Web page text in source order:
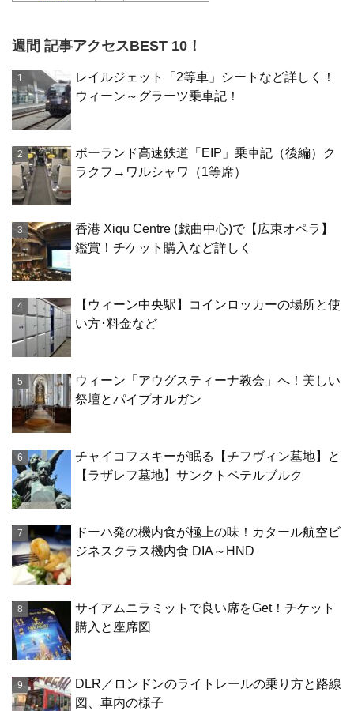
週間 記事アクセスBEST 10！
レイルジェット「2等車」シートなど詳しく！
ウィーン～グラーツ乗車記！
ポーランド高速鉄道「EIP」乗車記（後編）ク
ラクフ→ワルシャワ（1等席）
香港 Xiqu Centre (戯曲中心)で【広東オペラ】
鑑賞！チケット購入など詳しく
【ウィーン中央駅】コインロッカーの場所と使
い方･料金など
ウィーン「アウグスティーナ教会」へ！美しい
祭壇とパイプオルガン
チャイコフスキーが眠る【チフヴィン墓地】と
【ラザレフ墓地】サンクトペテルブルク
ドーハ発の機内食が極上の味！カタール航空ビ
ジネスクラス機内食 DIA～HND
サイアムニラミットで良い席をGet！チケット
購入と座席図
DLR／ロンドンのライトレールの乗り方と路線
図、車内の様子